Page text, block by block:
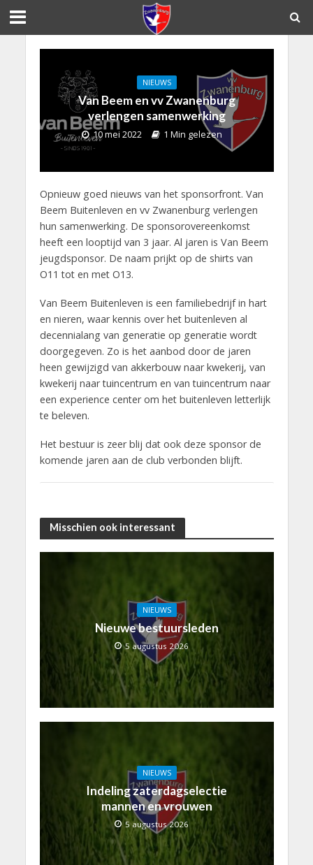
NIEUWS
Van Beem en vv Zwanenburg
verlengen samenwerking
10 mei 2022 1 Min gelezen
Opnieuw goed nieuws van het sponsorfront. Van
Beem Buitenleven en vv Zwanenburg verlengen
hun samenwerking. De sponsorovereenkomst
heeft een looptijd van 3 jaar. Al jaren is Van Beem
jeugdsponsor. De naam prijkt op de shirts van
O11 tot en met O13.
Van Beem Buitenleven is een familiebedrijf in hart
en nieren, waar kennis over het buitenleven al
decennialang van generatie op generatie wordt
doorgegeven. Zo is het aanbod door de jaren
heen gewijzigd van akkerbouw naar kwekerij, van
kwekerij naar tuincentrum en van tuincentrum naar
een experience center om het buitenleven letterlijk
te beleven.
Het bestuur is zeer blij dat ook deze sponsor de
komende jaren aan de club verbonden blijft.
Misschien ook interessant
NIEUWS
Nieuwe bestuursleden
5 augustus 2026
NIEUWS
Indeling zaterdagselectie
mannen en vrouwen
5 augustus 2026